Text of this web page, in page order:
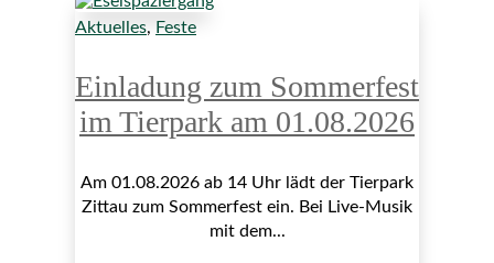
Aktuelles, Feste
Einladung zum Sommerfest
im Tierpark am 01.08.2026
Am 01.08.2026 ab 14 Uhr lädt der Tierpark
Zittau zum Sommerfest ein. Bei Live-Musik
mit dem...